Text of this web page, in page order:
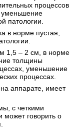
процессов
уменьшение
патологии.
в норме пустая,
1,5 – 2 см, в норме
толщины
уменьшение
процессах.
аппарате, имеет
с четкими
говорить о